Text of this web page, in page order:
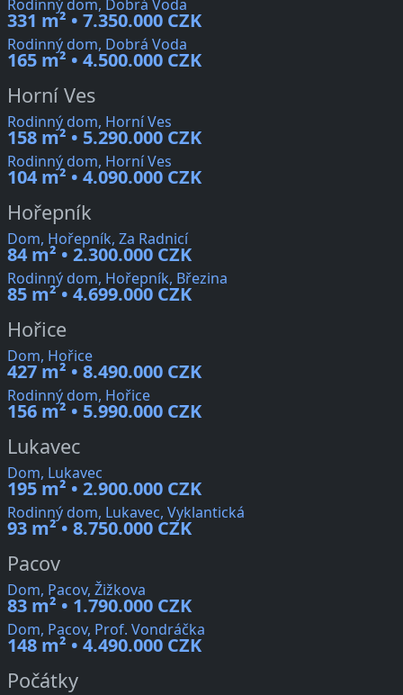
Rodinný dom, Dobrá Voda
331 m² • 7.350.000 CZK
Rodinný dom, Dobrá Voda
165 m² • 4.500.000 CZK
Horní Ves
Rodinný dom, Horní Ves
158 m² • 5.290.000 CZK
Rodinný dom, Horní Ves
104 m² • 4.090.000 CZK
Hořepník
Dom, Hořepník, Za Radnicí
84 m² • 2.300.000 CZK
Rodinný dom, Hořepník, Březina
85 m² • 4.699.000 CZK
Hořice
Dom, Hořice
427 m² • 8.490.000 CZK
Rodinný dom, Hořice
156 m² • 5.990.000 CZK
Lukavec
Dom, Lukavec
195 m² • 2.900.000 CZK
Rodinný dom, Lukavec, Vyklantická
93 m² • 8.750.000 CZK
Pacov
Dom, Pacov, Žižkova
83 m² • 1.790.000 CZK
Dom, Pacov, Prof. Vondráčka
148 m² • 4.490.000 CZK
Počátky